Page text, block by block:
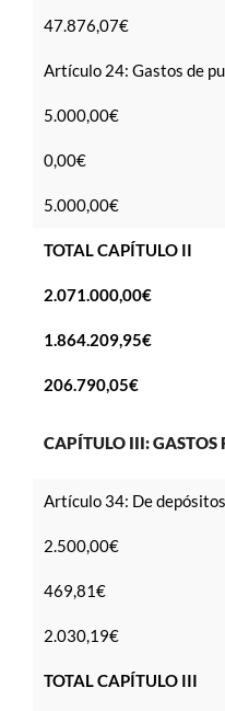
47.876,07€
Artículo 24: Gastos de
5.000,00€
0,00€
5.000,00€
TOTAL CAPÍTULO II
2.071.000,00€
1.864.209,95€
206.790,05€
CAPÍTULO III: GASTOS
Artículo 34: De
2.500,00€
469,81€
2.030,19€
TOTAL CAPÍTULO III